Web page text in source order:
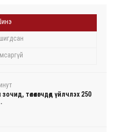
төлөөлөгчдөд үйлчлэх 250